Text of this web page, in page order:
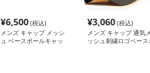
¥6,500(税込)
メンズ キャップ メッシ
ュ ベースボールキャッ
¥3,060(税込)
メンズ キャップ 通気メ
ッシュ刺繍ロゴベース